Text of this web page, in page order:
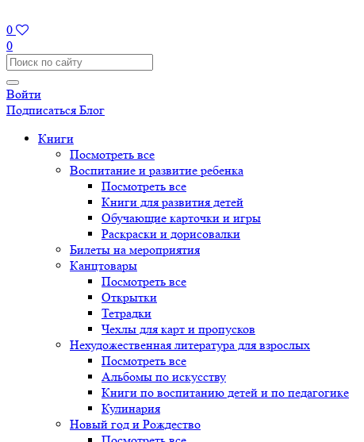
0
0
Войти
Подписаться Блог
Книги
Посмотреть все
Воспитание и развитие ребенка
Посмотреть все
Книги для развития детей
Обучающие карточки и игры
Раскраски и дорисовалки
Билеты на мероприятия
Канцтовары
Посмотреть все
Открытки
Тетрадки
Чехлы для карт и пропусков
Нехудожественная литература для взрослых
Посмотреть все
Альбомы по искусству
Книги по воспитанию детей и по педагогике
Кулинария
Новый год и Рождество